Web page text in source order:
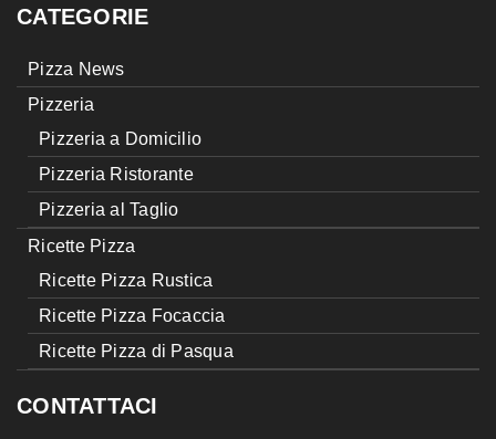
CATEGORIE
Pizza News
Pizzeria
Pizzeria a Domicilio
Pizzeria Ristorante
Pizzeria al Taglio
Ricette Pizza
Ricette Pizza Rustica
Ricette Pizza Focaccia
Ricette Pizza di Pasqua
CONTATTACI